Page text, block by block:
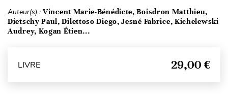
Auteur(s) : Vincent Marie-Bénédicte, Boisdron Matthieu,
Dietschy Paul, Dilettoso Diego, Jesné Fabrice, Kichelewski
Audrey, Kogan Étien...
LIVRE 29,00 €